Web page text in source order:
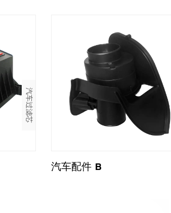
汽车过滤芯
汽车配件 B